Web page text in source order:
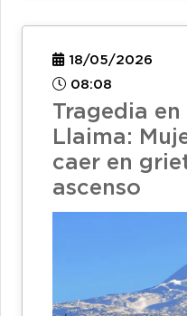
18/05/2026
08:08
Tragedia en
Llaima:
caer en
ascenso